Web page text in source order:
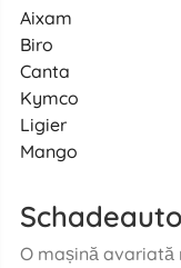
Aixam
Biro
Canta
Kymco
Ligier
Mango
O mașină avariată